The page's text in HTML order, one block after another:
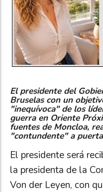
El presidente del
Bruselas con un
"inequívoca" de los
guerra en Oriente
fuentes de Moncloa,
"contundente" a
El presidente será
la presidenta de la
Von der Leyen, con